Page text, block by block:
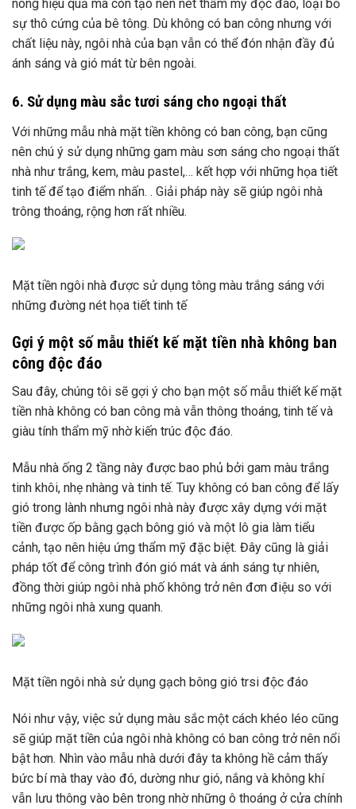
nóng hiệu quả mà còn tạo nên nét thẩm mỹ độc đáo, loại bỏ
sự thô cứng của bê tông. Dù không có ban công nhưng với
chất liệu này, ngôi nhà của bạn vẫn có thể đón nhận đầy đủ
ánh sáng và gió mát từ bên ngoài.
6. Sử dụng màu sắc tươi sáng cho ngoại thất
Với những mẫu nhà mặt tiền không có ban công, bạn cũng
nên chú ý sử dụng những gam màu sơn sáng cho ngoại thất
nhà như trắng, kem, màu pastel,… kết hợp với những họa tiết
tinh tế để tạo điểm nhấn. . Giải pháp này sẽ giúp ngôi nhà
trông thoáng, rộng hơn rất nhiều.
Mặt tiền ngôi nhà được sử dụng tông màu trắng sáng với
những đường nét họa tiết tinh tế
Gợi ý một số mẫu thiết kế mặt tiền nhà không ban
công độc đáo
Sau đây, chúng tôi sẽ gợi ý cho bạn một số mẫu thiết kế mặt
tiền nhà không có ban công mà vẫn thông thoáng, tinh tế và
giàu tính thẩm mỹ nhờ kiến ​​trúc độc đáo.
Mẫu nhà ống 2 tầng này được bao phủ bởi gam màu trắng
tinh khôi, nhẹ nhàng và tinh tế. Tuy không có ban công để lấy
gió trong lành nhưng ngôi nhà này được xây dựng với mặt
tiền được ốp bằng gạch bông gió và một lô gia làm tiểu
cảnh, tạo nên hiệu ứng thẩm mỹ đặc biệt. Đây cũng là giải
pháp tốt để công trình đón gió mát và ánh sáng tự nhiên,
đồng thời giúp ngôi nhà phố không trở nên đơn điệu so với
những ngôi nhà xung quanh.
Mặt tiền ngôi nhà sử dụng gạch bông gió trsi độc đáo
Nói như vậy, việc sử dụng màu sắc một cách khéo léo cũng
sẽ giúp mặt tiền của ngôi nhà không có ban công trở nên nổi
bật hơn. Nhìn vào mẫu nhà dưới đây ta không hề cảm thấy
bức bí mà thay vào đó, dường như gió, nắng và không khí
vẫn lưu thông vào bên trong nhờ những ô thoáng ở cửa chính